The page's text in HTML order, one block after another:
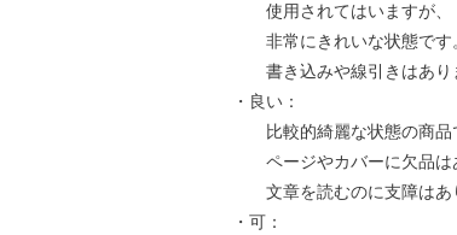
使用されてはいますが、
非常にきれいな状態です
書き込みや線引きはあり
・良い：
比較的綺麗な状態の商品
ページやカバーに欠品は
文章を読むのに支障はあ
・可：